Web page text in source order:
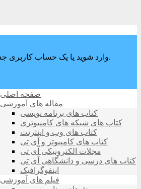
وارد شوید یا یک حساب کاربری جدید ایجاد کنید.
صفحه اصلی
مقاله های آموزشی
کتاب های برنامه نویسی
کتاب های شبکه های کامپیوتری
کتاب های وب و اینترنت
کتاب های کامپیوتر و آی تی
مجلات الکترونیکی آی تی
کتاب های درسی و دانشگاهی آی تی
اینفوگرافیک
فیلم های آموزشی